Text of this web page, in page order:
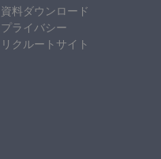
資料ダウンロード
プライバシー
リクルートサイト